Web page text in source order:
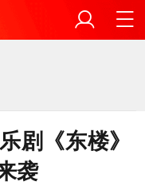
剧《东楼》
袭